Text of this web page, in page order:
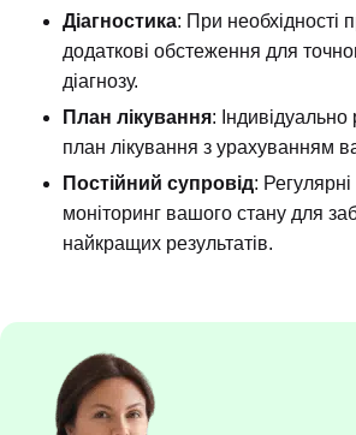
Діагностика: При необхідності
додаткові обстеження для
діагнозу.
План лікування:
план лікування з урахуванням
Постійний супровід: Регулярні
моніторинг вашого стану для
найкращих результатів.